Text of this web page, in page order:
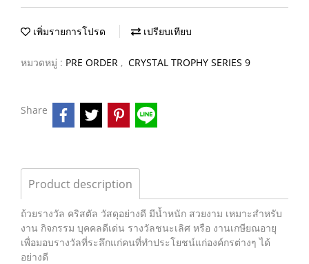
เพิ่มรายการโปรด เปรียบเทียบ
หมวดหมู่ : PRE ORDER , CRYSTAL TROPHY SERIES 9
Share
Product description
ถ้วยรางวัล คริสตัล วัสดุอย่างดี มีน้ำหนัก สวยงาม เหมาะสำหรับ
งาน กิจกรรม บุคคลดีเด่น รางวัลชนะเลิศ หรือ งานเกษียณอายุ
เพื่อมอบรางวัลที่ระลึกแก่คนที่ทำประโยชน์แก่องค์กรต่างๆ ได้
อย่างดี